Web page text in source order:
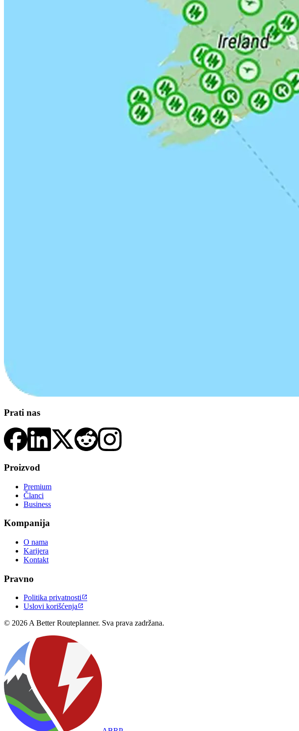
Prati nas
Proizvod
Premium
Članci
Business
Kompanija
O nama
Karijera
Kontakt
Pravno
Politika privatnosti
Uslovi korišćenja
© 2026 A Better Routeplanner. Sva prava zadržana.